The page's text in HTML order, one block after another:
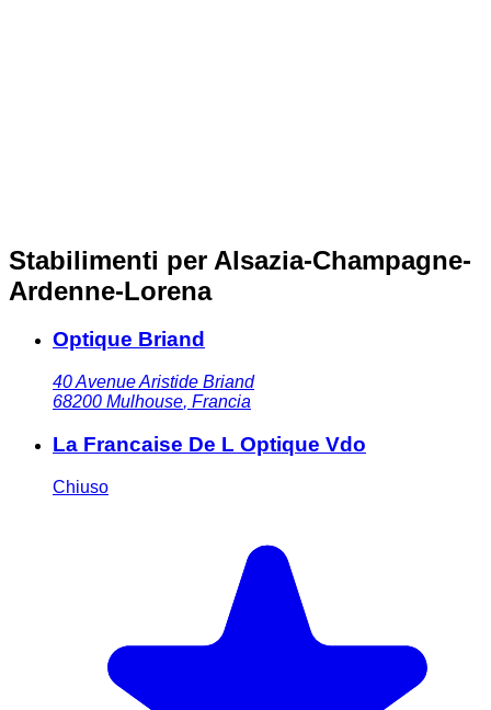
Stabilimenti per Alsazia-Champagne-
Ardenne-Lorena
Optique Briand
40 Avenue Aristide Briand
68200 Mulhouse, Francia
La Francaise De L Optique Vdo
Chiuso